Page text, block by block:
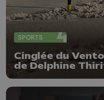
SPORTS
Cinglée du
de Delphine